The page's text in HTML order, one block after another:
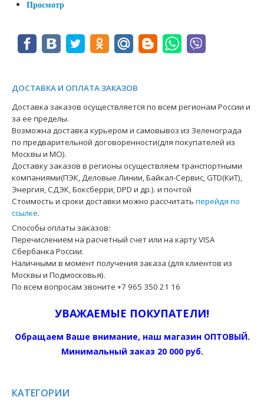
Просмотр
ДОСТАВКА И ОПЛАТА ЗАКАЗОВ
Доставка заказов осуществляется по всем регионам России и
за ее пределы.
Возможна доставка курьером и самовывоз из Зеленограда
по предварительной договоренности(для покупателей из
Москвы и МО).
Доставку заказов в регионы осуществляем транспортными
компаниями(ПЭК, Деловые Линии, Байкал-Сервис, GTD(КиТ),
Энергия, СДЭК, Боксберри, DPD и др.). и почтой
Стоимость и сроки доставки можно рассчитать перейдя по
ссылке.
Способы оплаты заказов:
Перечислением на расчетный счет или на карту VISA
Сбербанка России.
Наличными в момент получения заказа (для клиентов из
Москвы и Подмосковья).
По всем вопросам звоните +7 965 350 21 16
УВАЖАЕМЫЕ ПОКУПАТЕЛИ!
Обращаем Ваше внимание, наш магазин ОПТОВЫЙ.
Минимальный заказ 20 000 руб.
КАТЕГОРИИ